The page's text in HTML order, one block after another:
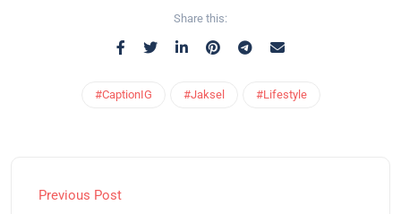
Share this:
#CaptionIG #Jaksel #Lifestyle
Previous Post